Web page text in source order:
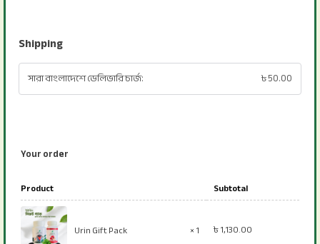
Shipping
সারা বাংলাদেশে ডেলিভারি চার্জ: ৳50.00
Your order
Product Subtotal
Urin Gift Pack × 1 ৳1,130.00